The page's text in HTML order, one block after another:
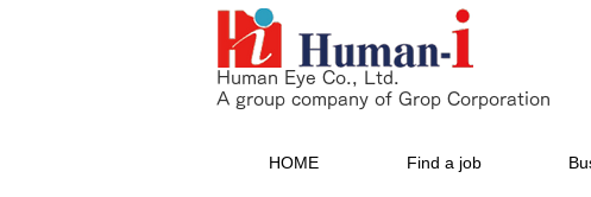
Human Eye Co., Ltd.
A group company of Grop Corporation
HOME Find a job